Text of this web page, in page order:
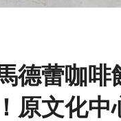
德蕾咖
原文化